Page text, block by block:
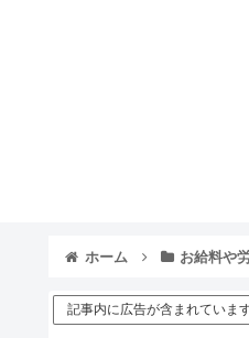
ホーム お給料や
記事内に広告が含まれています